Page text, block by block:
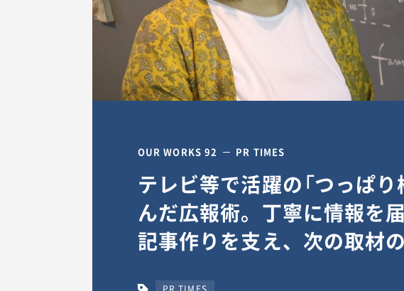
OUR WORKS 92 PR TIMES
テレビ等で活躍の「つっぱり
んだ広報術。丁寧に情報を
記事作りを支え、次の取材